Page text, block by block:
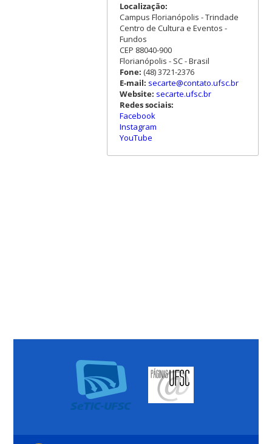
Localização:
Campus Florianópolis - Trindade
Centro de Cultura e Eventos -
Fundos
CEP 88040-900
Florianópolis - SC - Brasil
Fone: (48) 3721-2376
E-mail: secarte@contato.ufsc.br
Website: secarte.ufsc.br
Redes sociais:
Facebook
Instagram
YouTube